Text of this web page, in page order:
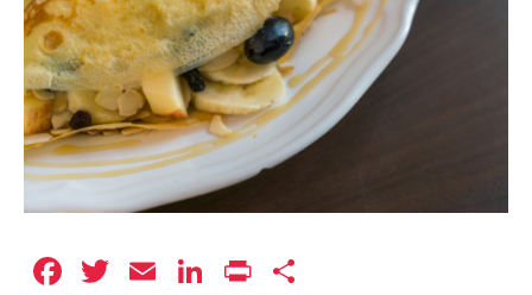
Facebook
Twitter
EmailLinkedIn
Print